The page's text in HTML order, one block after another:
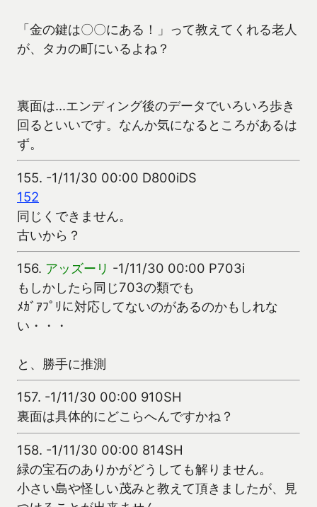
「金の鍵は〇〇にある！」って教えてくれる老人
が、タカの町にいるよね？
裏面は…エンディング後のデータでいろいろ歩き
回るといいです。なんか気になるところがあるは
ず。
155. -1/11/30 00:00 D800iDS
152
同じくできません。
古いから？
156. アッズーリ -1/11/30 00:00 P703i
もしかしたら同じ703の類でも
ﾒｶﾞｱﾌﾟﾘに対応してないのがあるのかもしれな
い・・・
と、勝手に推測
157. -1/11/30 00:00 910SH
裏面は具体的にどこらへんですかね？
158. -1/11/30 00:00 814SH
緑の宝石のありかがどうしても解りません。
小さい島や怪しい茂みと教えて頂きましたが、見